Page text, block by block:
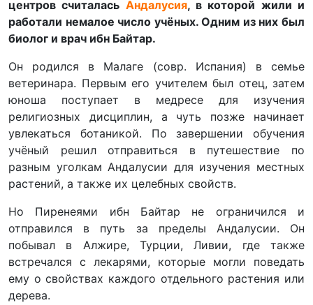
центров считалась Андалусия, в которой жили и
работали немалое число учёных. Одним из них был
биолог и врач ибн Байтар.
Он родился в Малаге (совр. Испания) в семье
ветеринара. Первым его учителем был отец, затем
юноша поступает в медресе для изучения
религиозных дисциплин, а чуть позже начинает
увлекаться ботаникой. По завершении обучения
учёный решил отправиться в путешествие по
разным уголкам Андалусии для изучения местных
растений, а также их целебных свойств.
Но Пиренеями ибн Байтар не ограничился и
отправился в путь за пределы Андалусии. Он
побывал в Алжире, Турции, Ливии, где также
встречался с лекарями, которые могли поведать
ему о свойствах каждого отдельного растения или
дерева.